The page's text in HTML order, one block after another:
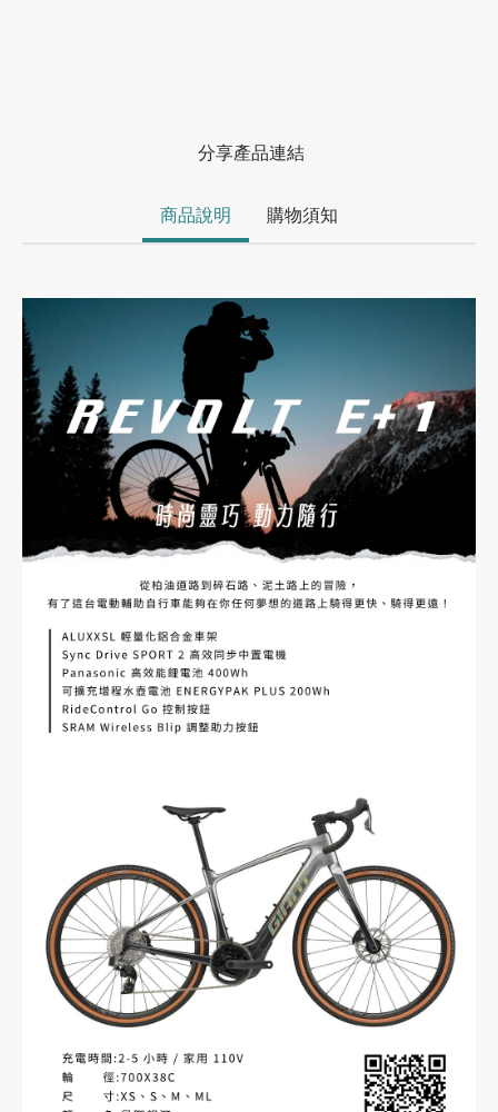
分享產品連結
商品說明 購物須知